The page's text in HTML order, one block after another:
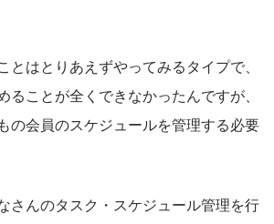
とはとりあえずやってみるタイプで、
ることが全くできなかったんですが、
の会員のスケジュールを管理する必要
さんのタスク・スケジュール管理を行